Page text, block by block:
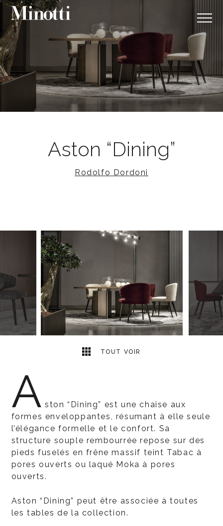
Aston “Dining”
Rodolfo Dordoni
TOUT VOIR
2
A ston “Dining” est une chaise aux
formes enveloppantes, résumant à elle seule
l’élégance formelle et le confort. Sa
structure souple rembourrée repose sur des
pieds fuselés en frêne massif teint Tabac à
pores ouverts ou laqué Moka à pores
ouverts.
Aston “Dining” peut être associée à toutes
les tables de la collection.